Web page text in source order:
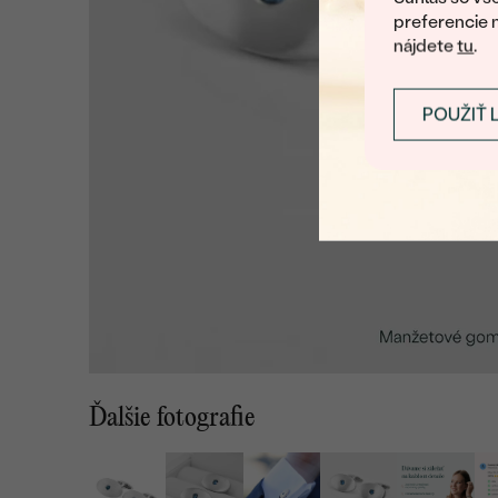
preferencie
nájdetetu.
POUŽIŤ
Ďalšie fotografie